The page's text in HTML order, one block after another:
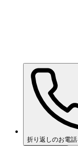
Ceramic Pro ION Base
折り返しのお電